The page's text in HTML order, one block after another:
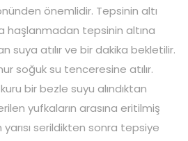
önemlidir. Tepsinin altı
haşlanmadan tepsinin altına
suya atılır ve bir dakika bekletilir.
soğuk su tenceresine atılır.
bir bezle suyu alındıktan
yufkaların arasına eritilmiş
yarısı serildikten sonra tepsiye